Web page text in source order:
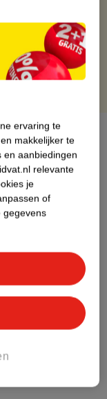
geen Nature
ervaring te
makkelijker te
en aanbiedingen
relevante
je
of
gegevens